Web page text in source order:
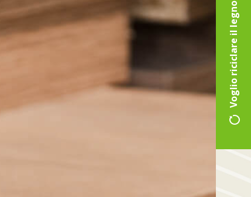
Voglio riciclare il legno